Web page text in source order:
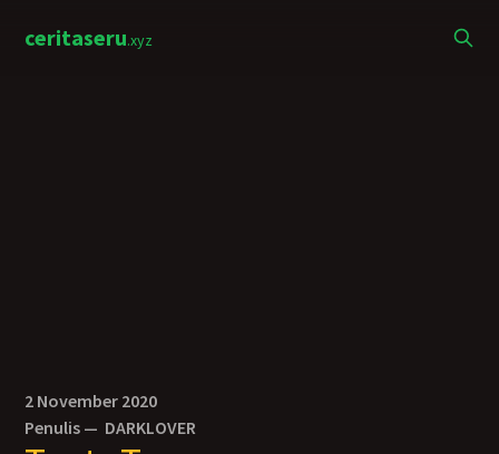
ceritaseru.xyz
2 November 2020
Penulis — DARKLOVER